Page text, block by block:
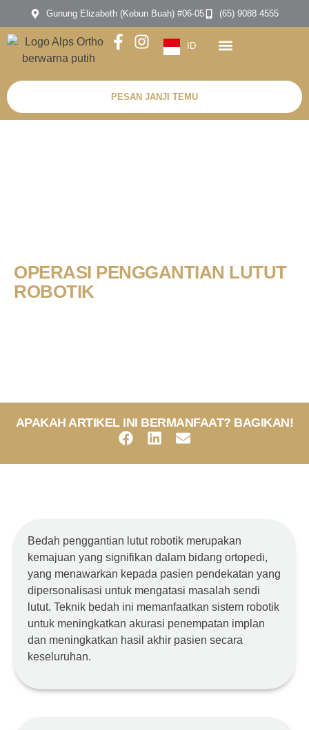
Gunung Elizabeth (Kebun Buah) #06-05 (65) 9088 4555
ID
PESAN JANJI TEMU
OPERASI PENGGANTIAN LUTUT
ROBOTIK
APAKAH ARTIKEL INI BERMANFAAT? BAGIKAN!
Bedah penggantian lutut robotik merupakan
kemajuan yang signifikan dalam bidang ortopedi,
yang menawarkan kepada pasien pendekatan yang
dipersonalisasi untuk mengatasi masalah sendi
lutut. Teknik bedah ini memanfaatkan sistem robotik
untuk meningkatkan akurasi penempatan implan
dan meningkatkan hasil akhir pasien secara
keseluruhan.